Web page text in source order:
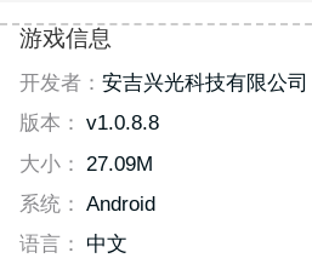
游戏信息
开发者： 安吉兴光科技有限公司
版本： v1.0.8.8
大小：
27.09M
系统： Android
语言：
中文